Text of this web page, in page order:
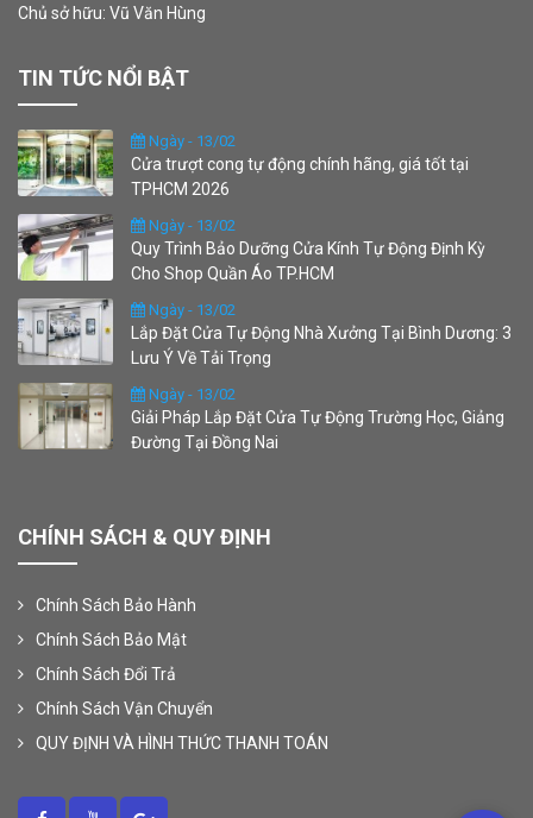
Chủ sở hữu: Vũ Văn Hùng
TIN TỨC NỔI BẬT
Ngày - 13/02
Cửa trượt cong tự động chính hãng, giá tốt tại
TPHCM 2026
Ngày - 13/02
Quy Trình Bảo Dưỡng Cửa Kính Tự Động Định Kỳ
Cho Shop Quần Áo TP.HCM
Ngày - 13/02
Lắp Đặt Cửa Tự Động Nhà Xưởng Tại Bình Dương: 3
Lưu Ý Về Tải Trọng
Ngày - 13/02
Giải Pháp Lắp Đặt Cửa Tự Động Trường Học, Giảng
Đường Tại Đồng Nai
CHÍNH SÁCH & QUY ĐỊNH
Chính Sách Bảo Hành
Chính Sách Bảo Mật
Chính Sách Đổi Trả
Chính Sách Vận Chuyển
QUY ĐỊNH VÀ HÌNH THỨC THANH TOÁN